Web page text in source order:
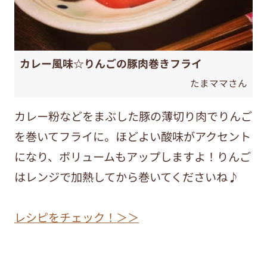
カレー風味☆りんごの豚肉巻きフライ
たまママさん
カレー粉などをまぶした豚の薄切り肉でりんご
を巻いてフライに。ほどよい酸味がアクセント
になり、ボリュームもアップしますよ！りんご
はレンジで加熱してから巻いてくださいね♪
レシピをチェック！＞＞